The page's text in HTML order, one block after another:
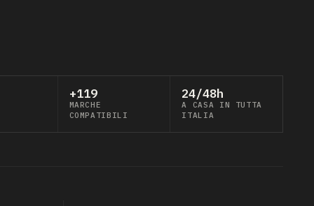
+119
MARCHE
COMPATIBILI
24/48h
A CASA IN TUTTA
ITALIA